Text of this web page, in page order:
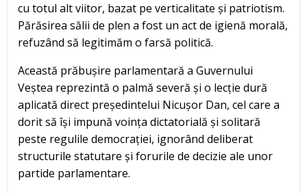
cu totul alt viitor, bazat pe verticalitate și patriotism.
Părăsirea sălii de plen a fost un act de igienă morală,
refuzând să legitimăm o farsă politică.
Această prăbușire parlamentară a Guvernului
Veștea reprezintă o palmă severă și o lecție dură
aplicată direct președintelui Nicușor Dan, cel care a
dorit să își impună voința dictatorială și solitară
peste regulile democrației, ignorând deliberat
structurile statutare și forurile de decizie ale unor
partide parlamentare.